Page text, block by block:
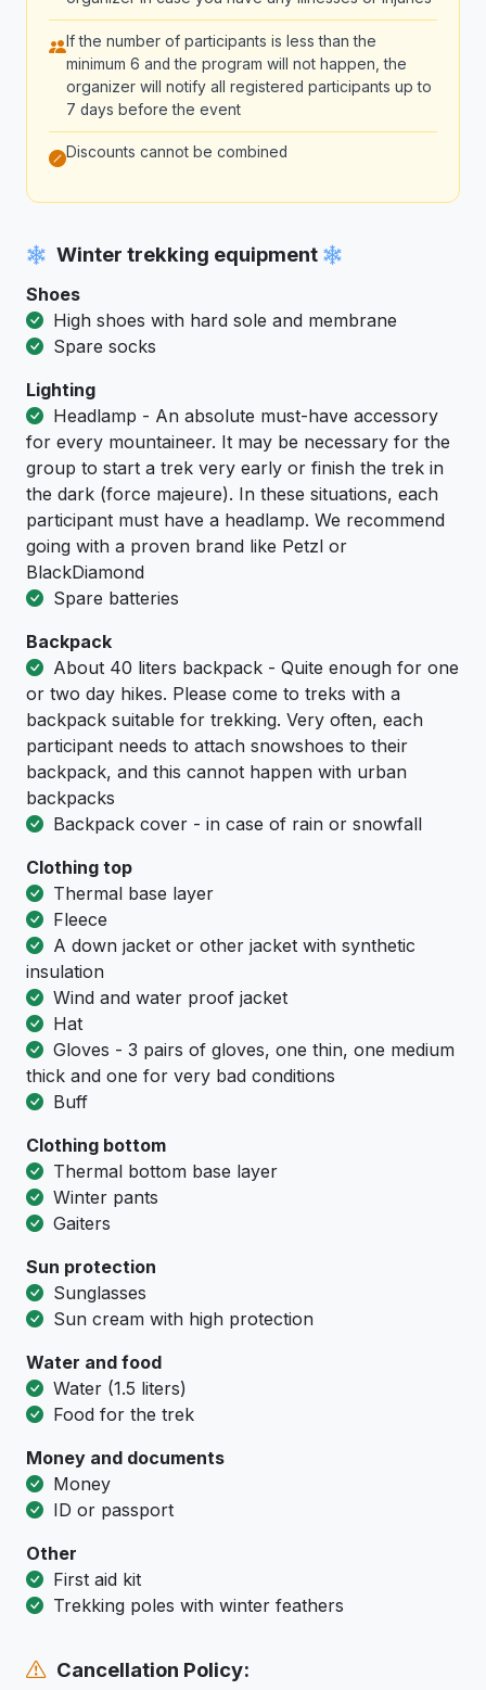
If the number of participants is less than the
minimum 6 and the program will not happen, the
organizer will notify all registered participants up to
7 days before the event
Discounts cannot be combined
Winter trekking equipment
Shoes
High shoes with hard sole and membrane
Spare socks
Lighting
Headlamp - An absolute must-have accessory
for every mountaineer. It may be necessary for the
group to start a trek very early or finish the trek in
the dark (force majeure). In these situations, each
participant must have a headlamp. We recommend
going with a proven brand like Petzl or
BlackDiamond
Spare batteries
Backpack
About 40 liters backpack - Quite enough for one
or two day hikes. Please come to treks with a
backpack suitable for trekking. Very often, each
participant needs to attach snowshoes to their
backpack, and this cannot happen with urban
backpacks
Backpack cover - in case of rain or snowfall
Clothing top
Тhermal base layer
Fleece
A down jacket or other jacket with synthetic
insulation
Wind and water proof jacket
Hat
Gloves - 3 pairs of gloves, one thin, one medium
thick and one for very bad conditions
Buff
Clothing bottom
Тhermal bottom base layer
Winter pants
Gaiters
Sun protection
Sunglasses
Sun cream with high protection
Water and food
Water (1.5 liters)
Food for the trek
Money and documents
Money
ID or passport
Other
First aid kit
Trekking poles with winter feathers
Cancellation Policy: